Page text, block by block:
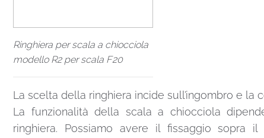
Ringhiera per scala a chiocciola
modello R2 per scala F20
La scelta della ringhiera incide sull’ingombro e la
La funzionalità della scala a chiocciola
ringhiera. Possiamo avere il fissaggio sopra